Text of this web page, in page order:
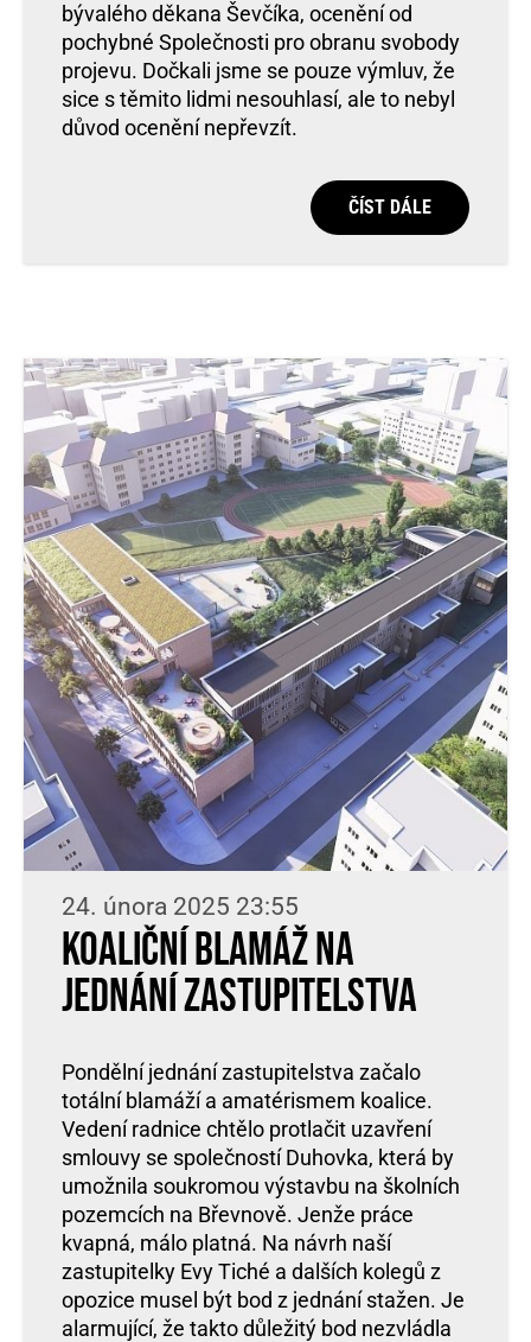
bývalého děkana Ševčíka, ocenění od
pochybné Společnosti pro obranu svobody
projevu. Dočkali jsme se pouze výmluv, že
sice s těmito lidmi nesouhlasí, ale to nebyl
důvod ocenění nepřevzít.
ČÍST DÁLE
24. února 2025 23:55
Koaliční blamáž na
jednání zastupitelstva
Pondělní jednání zastupitelstva začalo
totální blamáží a amatérismem koalice.
Vedení radnice chtělo protlačit uzavření
smlouvy se společností Duhovka, která by
umožnila soukromou výstavbu na školních
pozemcích na Břevnově. Jenže práce
kvapná, málo platná. Na návrh naší
zastupitelky Evy Tiché a dalších kolegů z
opozice musel být bod z jednání stažen. Je
alarmující, že takto důležitý bod nezvládla